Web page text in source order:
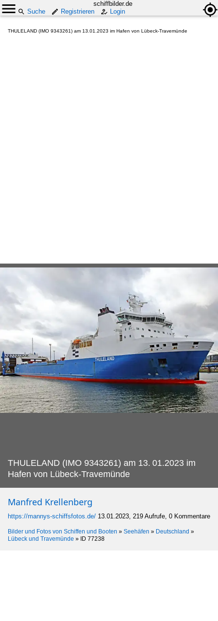
schiffbilder.de
Suche
Registrieren Login
THULELAND (IMO 9343261) am 13.01.2023 im Hafen von Lübeck-Travemünde
THULELAND (IMO 9343261) am 13. 01.2023 im
Hafen von Lübeck-Travemünde
Manfred Krellenberg
https://mannys-schiffsfotos.de/ 13.01.2023, 219 Aufrufe, 0 Kommentare
Bilder und Fotos von Schiffen und Booten » Seehäfen » Deutschland »
Lübeck und Travemünde » ID 77238